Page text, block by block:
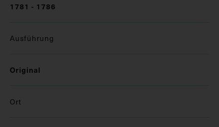
1781 - 1786
Ausführung
Original
Ort